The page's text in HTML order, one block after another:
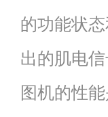
的功能状
出的肌电
图机的性